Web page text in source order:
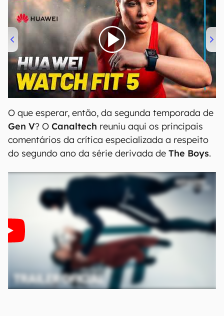
00:00/04:51
O que esperar, então, da segunda temporada de
Gen V? O Canaltech reuniu aqui os principais
comentários da crítica especializada a respeito
do segundo ano da série derivada de The Boys.